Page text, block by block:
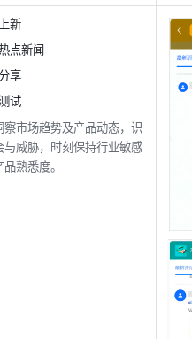
新
点新闻
享
试
察市场趋势及产品动态，识
与威胁，时刻保持行业敏感
熟悉度。